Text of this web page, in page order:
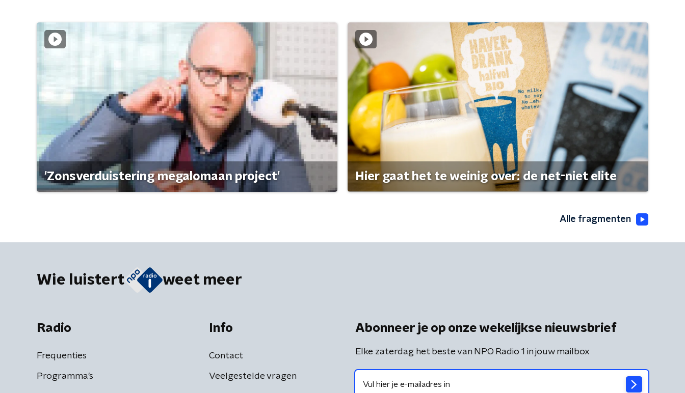
'Zonsverduistering megalomaan project' Hier gaat het te weinig over: de net-niet elite
Alle fragmenten
Wie luistert weet meer
Radio
Frequenties
Programma's
Info
Contact
Veelgestelde vragen
Abonneer je op onze wekelijkse nieuwsbrief
Elke zaterdag het beste van NPO Radio 1 in jouw mailbox